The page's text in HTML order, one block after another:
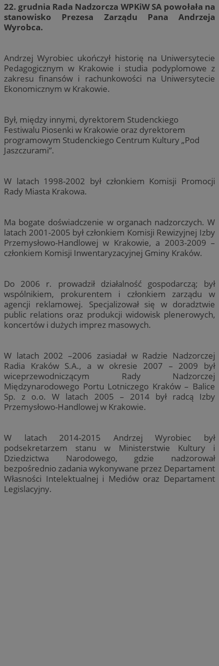
22. grudnia Rada Nadzorcza WPKiW SA powołała na
stanowisko Prezesa Zarządu Pana Andrzeja
Wyrobca.
Andrzej Wyrobiec ukończył historię na Uniwersytecie
Pedagogicznym w Krakowie i studia podyplomowe z
zakresu finansów i rachunkowości na Uniwersytecie
Ekonomicznym w Krakowie.
Był, między innymi, dyrektorem Studenckiego
Festiwalu Piosenki w Krakowie oraz dyrektorem
programowym Studenckiego Centrum Kultury „Pod
Jaszczurami”.
W latach 1998-2002 był członkiem Komisji Promocji
Rady Miasta Krakowa.
Ma bogate doświadczenie w organach nadzorczych. W
latach 2001-2005 był członkiem Komisji Rewizyjnej Izby
Przemysłowo-Handlowej w Krakowie, a 2003-2009 –
członkiem Komisji Inwentaryzacyjnej Gminy Kraków.
Do 2006 r. prowadził działalność gospodarczą; był
wspólnikiem, prokurentem i członkiem zarządu w
agencji reklamowej. Specjalizował się w doradztwie
public relations oraz produkcji widowisk plenerowych,
koncertów i dużych imprez masowych.
W latach 2002 –2006 zasiadał w Radzie Nadzorczej
Radia Kraków S.A., a w okresie 2007 – 2009 był
wiceprzewodniczącym Rady Nadzorczej
Międzynarodowego Portu Lotniczego Kraków – Balice
Sp. z o.o. W latach 2005 – 2014 był radcą Izby
Przemysłowo-Handlowej w Krakowie.
W latach 2014-2015 Andrzej Wyrobiec był
podsekretarzem stanu w Ministerstwie Kultury i
Dziedzictwa Narodowego, gdzie nadzorował
bezpośrednio zadania wykonywane przez Departament
Własności Intelektualnej i Mediów oraz Departament
Legislacyjny.